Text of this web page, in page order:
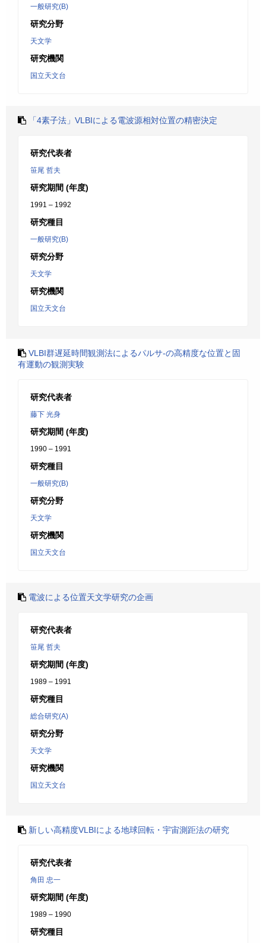
一般研究(B)
研究分野
天文学
研究機関
国立天文台
「4素子法」VLBIによる電波源相対位置の精密決定
研究代表者
笹尾 哲夫
研究期間 (年度)
1991 – 1992
研究種目
一般研究(B)
研究分野
天文学
研究機関
国立天文台
VLBI群遅延時間観測法によるパルサ-の高精度な位置と固
有運動の観測実験
研究代表者
藤下 光身
研究期間 (年度)
1990 – 1991
研究種目
一般研究(B)
研究分野
天文学
研究機関
国立天文台
電波による位置天文学研究の企画
研究代表者
笹尾 哲夫
研究期間 (年度)
1989 – 1991
研究種目
総合研究(A)
研究分野
天文学
研究機関
国立天文台
新しい高精度VLBIによる地球回転・宇宙測距法の研究
研究代表者
角田 忠一
研究期間 (年度)
1989 – 1990
研究種目